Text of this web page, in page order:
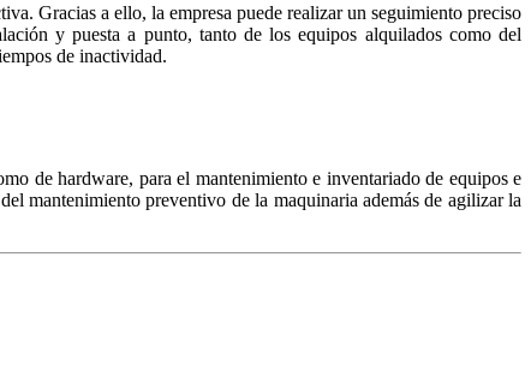
Gracias a ello, la empresa puede realizar un seguimiento preciso
y puesta a punto, tanto de los equipos alquilados como del
de inactividad.
de hardware, para el mantenimiento e inventariado de equipos e
mantenimiento preventivo de la maquinaria además de agilizar la